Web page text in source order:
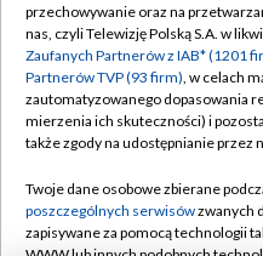
Abonament TVP
Emisja w TVP
Centrum informacji TVP
Naziemna Telewizja
Rada Programowa
System NOS
przechowywanie oraz na
nas, czyli Telewizję Polską S.A. w
Zaufanych Partnerów z IAB* (1201
Partnerów TVP (93 firm), w celach
zautomatyzowanego dopasowania
mierzenia ich skuteczności) i
także zgody na udostępnianie przez
Twoje dane osobowe zbierane
poszczególnych serwisówzwanych
zapisywane za pomocą technologii